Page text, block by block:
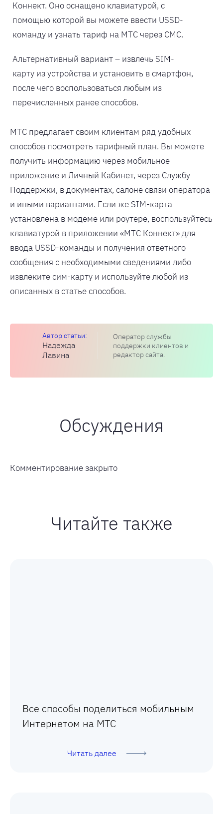
Коннект. Оно оснащено клавиатурой, с
помощью которой вы можете ввести USSD-
команду и узнать тариф на МТС через СМС.
Альтернативный вариант – извлечь SIM-
карту из устройства и установить в смартфон,
после чего воспользоваться любым из
перечисленных ранее способов.
МТС предлагает своим клиентам ряд удобных
способов посмотреть тарифный план. Вы можете
получить информацию через мобильное
приложение и Личный Кабинет, через Службу
Поддержки, в документах, салоне связи оператора
и иными вариантами. Если же SIM-карта
установлена в модеме или роутере, воспользуйтесь
клавиатурой в приложении «МТС Коннект» для
ввода USSD-команды и получения ответного
сообщения с необходимыми сведениями либо
извлеките сим-карту и используйте любой из
описанных в статье способов.
Надежда
Лавина
Оператор службы
поддержки клиентов и
редактор сайта.
Обсуждения
Комментирование закрыто
Читайте также
Все способы поделиться мобильным
Интернетом на МТС
Читать далее